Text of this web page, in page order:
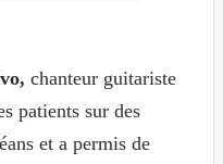
chanteur guitariste
patients sur des
et a permis de